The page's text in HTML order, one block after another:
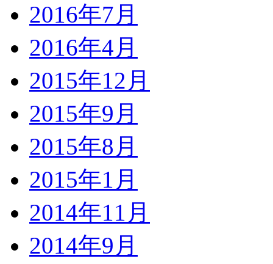
2016年7月
2016年4月
2015年12月
2015年9月
2015年8月
2015年1月
2014年11月
2014年9月